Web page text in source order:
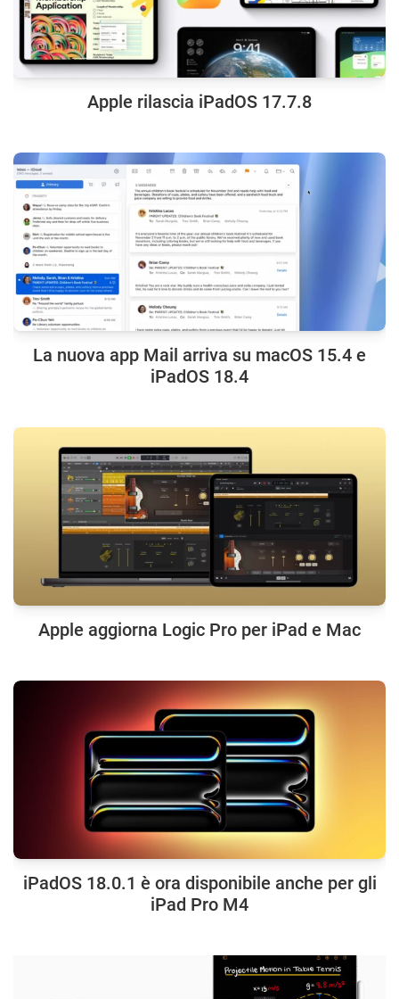
Apple rilascia iPadOS 17.7.8
La nuova app Mail arriva su macOS 15.4 e
iPadOS 18.4
Apple aggiorna Logic Pro per iPad e Mac
iPadOS 18.0.1 è ora disponibile anche per gli
iPad Pro M4